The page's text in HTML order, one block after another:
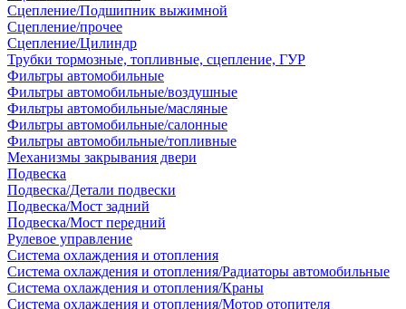
Сцепление/Подшипник выжимной
Сцепление/прочее
Сцепление/Цилиндр
Трубки тормозные, топливные, сцепление, ГУР
Фильтры автомобильные
Фильтры автомобильные/воздушные
Фильтры автомобильные/масляные
Фильтры автомобильные/салонные
Фильтры автомобильные/топливные
Механизмы закрывания двери
Подвеска
Подвеска/Детали подвески
Подвеска/Мост задний
Подвеска/Мост передний
Рулевое управление
Система охлаждения и отопления
Система охлаждения и отопления/Радиаторы автомобильные
Система охлаждения и отопления/Краны
Система охлаждения и отопления/Мотор отопителя